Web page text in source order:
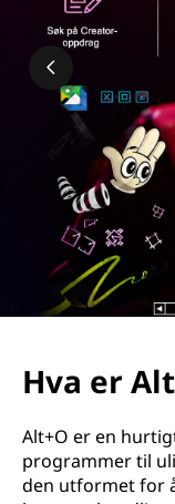
Hva er
Alt+O er en
programmer til
den utformet for